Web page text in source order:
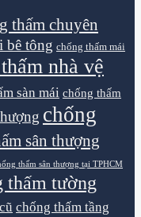
thấm chuyên
bê tông chống thấm mái
nhà vệ
sàn mái chống thấm
chống
sân thượng
thấm sân thượng tại TPHCM
thấm tường
chống thấm tầng